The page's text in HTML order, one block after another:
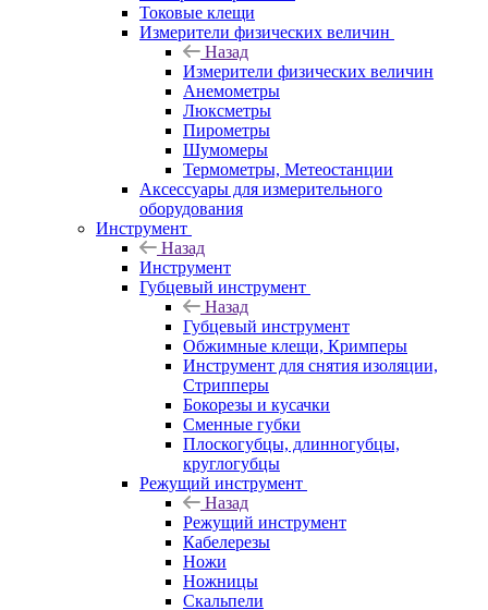
Токовые клещи
Измерители физических величин
Назад
Измерители физических величин
Анемометры
Люксметры
Пирометры
Шумомеры
Термометры, Метеостанции
Аксессуары для измерительного
оборудования
Инструмент
Назад
Инструмент
Губцевый инструмент
Назад
Губцевый инструмент
Обжимные клещи, Кримперы
Инструмент для снятия изоляции,
Стрипперы
Бокорезы и кусачки
Сменные губки
Плоскогубцы, длинногубцы,
круглогубцы
Режущий инструмент
Назад
Режущий инструмент
Кабелерезы
Ножи
Ножницы
Скальпели